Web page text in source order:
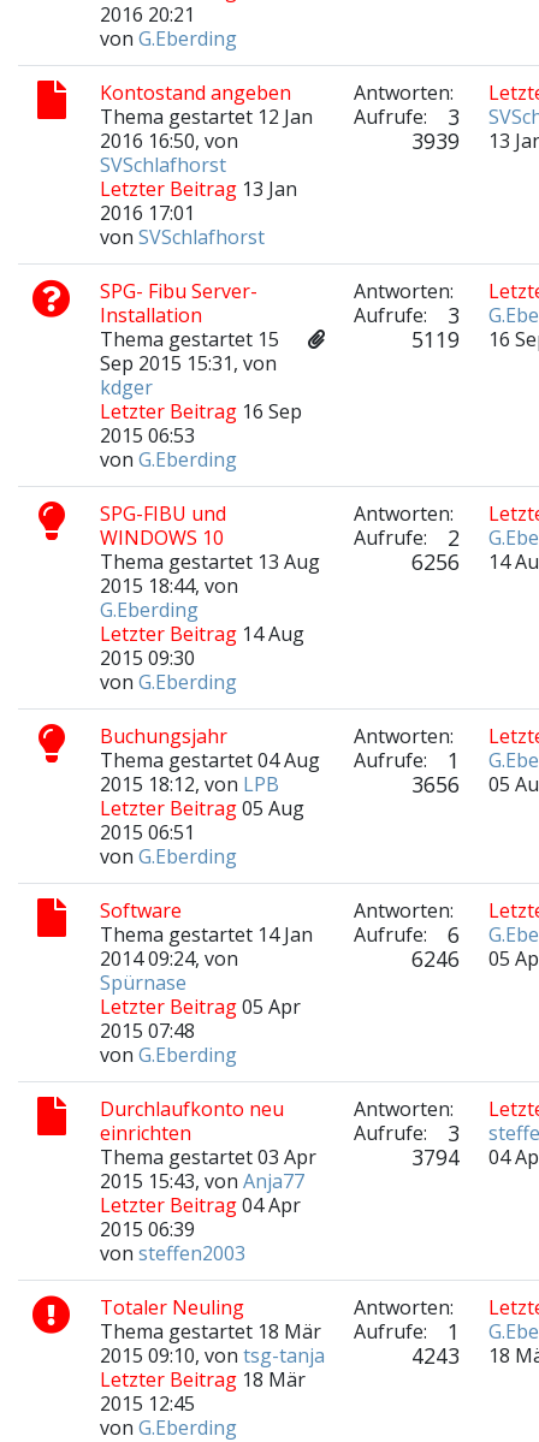
2016 20:21
von G.Eberding
Kontostand angeben
Thema gestartet 12 Jan
2016 16:50, von
SVSchlafhorst
Letzter Beitrag 13 Jan
2016 17:01
von SVSchlafhorst
Antworten:
3
Aufrufe:
3939
13
SPG- Fibu Server-
Installation
Thema gestartet 15
Sep 2015 15:31, von
kdger
Letzter Beitrag 16 Sep
2015 06:53
von G.Eberding
Antworten:
3
Aufrufe:
5119
16
SPG-FIBU und
WINDOWS 10
Thema gestartet 13 Aug
2015 18:44, von
G.Eberding
Letzter Beitrag 14 Aug
2015 09:30
von G.Eberding
Antworten:
2
Aufrufe:
6256
14
Buchungsjahr
Thema gestartet 04 Aug
2015 18:12, von LPB
Letzter Beitrag05 Aug
2015 06:51
von G.Eberding
Antworten:
1
Aufrufe:
3656
05
Software
Thema gestartet 14 Jan
2014 09:24, von
Spürnase
Letzter Beitrag05 Apr
2015 07:48
von G.Eberding
Antworten:
6
Aufrufe:
6246
05
Durchlaufkonto neu
einrichten
Thema gestartet 03 Apr
2015 15:43, von Anja77
Letzter Beitrag04 Apr
2015 06:39
von steffen2003
Antworten:
3
Aufrufe:
3794
04
Totaler Neuling
Thema gestartet 18 Mär
2015 09:10, von tsg-tanja
Letzter Beitrag 18 Mär
2015 12:45
von G.Eberding
Antworten:
1
Aufrufe:
4243
18